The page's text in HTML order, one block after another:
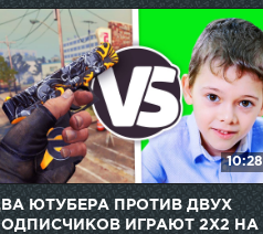
10:28
ЮТУБЕРА ПРОТИВ ДВУХ
ИГРАЮТ 2Х2 НА